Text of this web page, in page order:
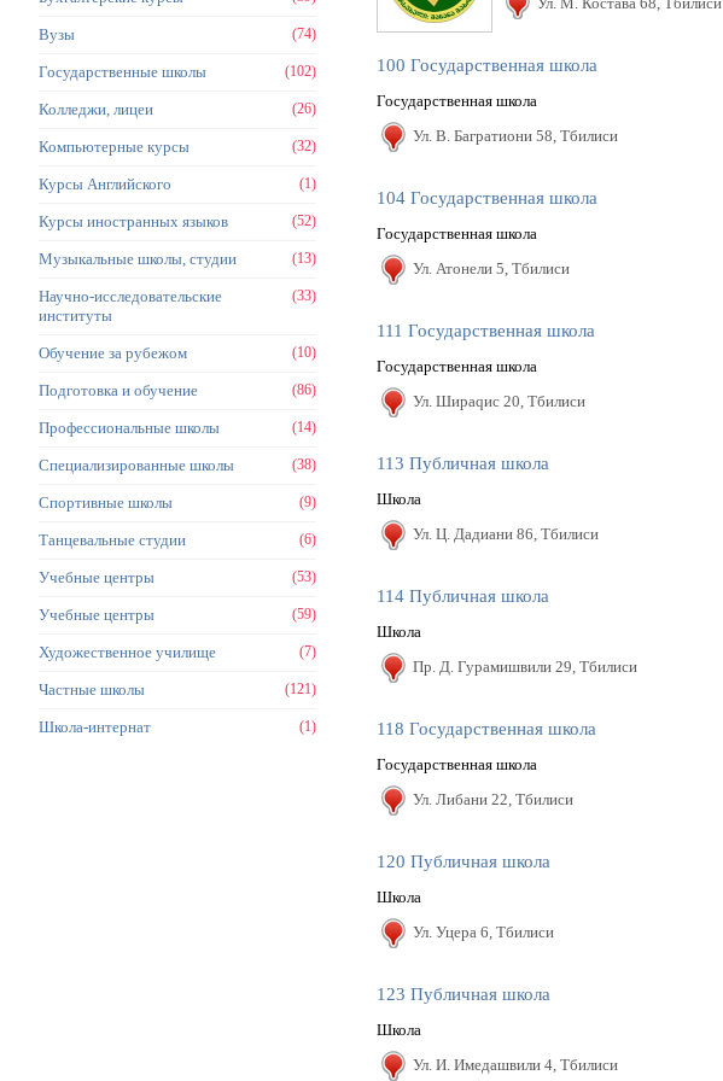
100 Государственная школа
Государственная школа
Ул. В. Багратиони 58, Тбилиси
104 Государственная школа
Государственная школа
Ул. Атонели 5, Тбилиси
111 Государственная школа
Государственная школа
Ул. Шираqис 20, Тбилиси
113 Публичная школа
Школа
Ул. Ц. Дадиани 86, Тбилиси
114 Публичная школа
Школа
Пр. Д. Гурамишвили 29, Тбилиси
118 Государственная школа
Государственная школа
Ул. Либани 22, Тбилиси
120 Публичная школа
Школа
Ул. Уцера 6, Тбилиси
123 Публичная школа
Школа
Ул. И. Имедашвили 4, Тбилиси
Вузы (74)
Государственные школы (102)
Колледжи, лицеи (26)
Компьютерные курсы (32)
Курсы Английского (1)
Курсы иностранных языков (52)
Музыкальные школы, студии (13)
Научно-исследовательские
институты
(33)
Обучение за рубежом (10)
Подготовка и обучение (86)
Профессиональные школы (14)
Специализированные школы (38)
Спортивные школы (9)
Танцевальные студии (6)
Учебные центры (53)
Учебные центры (59)
Художественное училище (7)
Частные школы (121)
Школа-интернат (1)